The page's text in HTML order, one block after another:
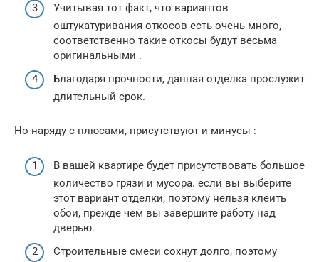
Учитывая тот факт, что вариантов
оштукатуривания откосов есть очень много,
соответственно такие откосы будут весьма
оригинальными .
Благодаря прочности, данная отделка прослужит
длительный срок.
Но наряду с плюсами, присутствуют и минусы :
В вашей квартире будет присутствовать большое
количество грязи и мусора. если вы выберите
этот вариант отделки, поэтому нельзя клеить
обои, прежде чем вы завершите работу над
дверью.
Строительные смеси сохнут долго, поэтому